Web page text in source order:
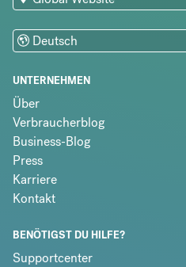
UNTERNEHMEN
Über
Verbraucherblog
Business-Blog
Press
Karriere
Kontakt
BENÖTIGST DU HILFE?
Supportcenter